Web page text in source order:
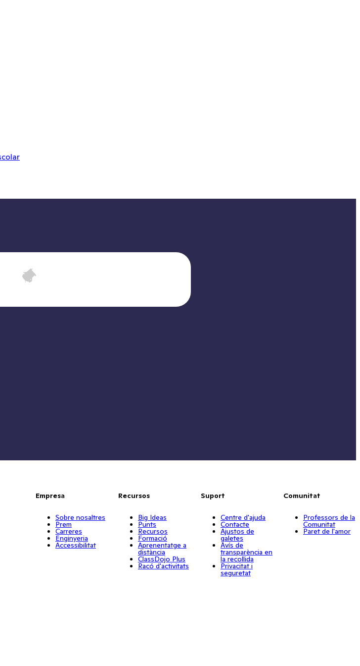
Empresa
Sobre nosaltres
Prem
Carreres
Enginyeria
Accessibilitat
Recursos
Big Ideas
Punts
Recursos
Formació
Aprenentatge a
distància
ClassDojo Plus
Racó d'activitats
Suport
Centre d'ajuda
Contacte
Ajustos de
galetes
Avís de
transparència en
la recollida
Privacitat i
seguretat
Comunitat
Professors de la
Comunitat
Paret de l'amor